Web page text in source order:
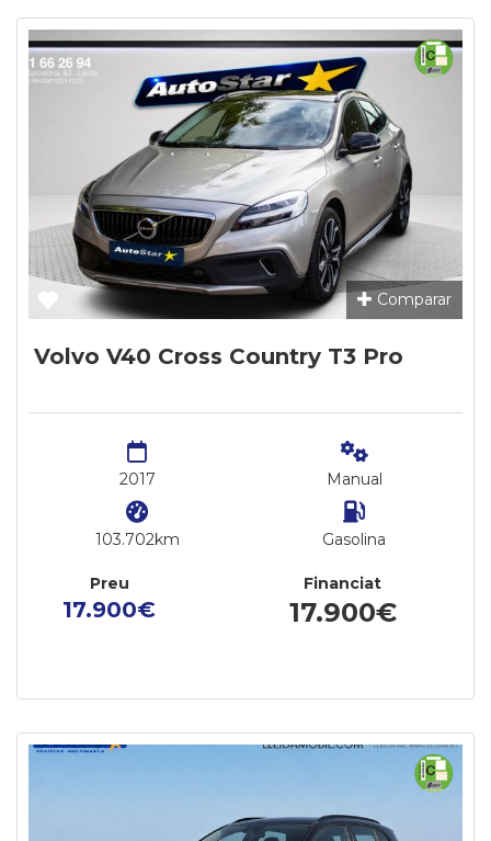
Comparar
Volvo V40 Cross Country T3 Pro
2017
103.702km
Manual
Gasolina
Preu
17.900€
Financiat
17.900€